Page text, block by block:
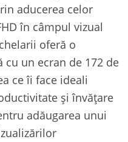
aducerea celor
în câmpul vizual
oferă o
cu un ecran de 172 de
ce îi face ideali
și învățare
adăugarea unui